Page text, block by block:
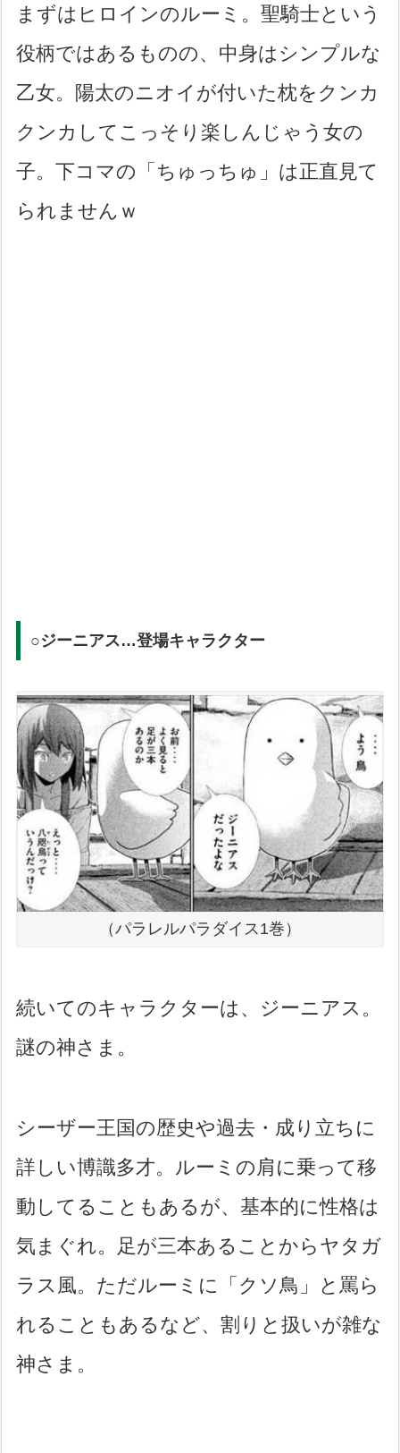
まずはヒロインのルーミ。聖騎士という
役柄ではあるものの、中身はシンプルな
乙女。陽太のニオイが付いた枕をクンカ
クンカしてこっそり楽しんじゃう女の
子。下コマの「ちゅっちゅ」は正直見て
られませんｗ
○ジーニアス…登場キャラクター
（パラレルパラダイス1巻）
続いてのキャラクターは、ジーニアス。
謎の神さま。
シーザー王国の歴史や過去・成り立ちに
詳しい博識多才。ルーミの肩に乗って移
動してることもあるが、基本的に性格は
気まぐれ。足が三本あることからヤタガ
ラス風。ただルーミに「クソ鳥」と罵ら
れることもあるなど、割りと扱いが雑な
神さま。